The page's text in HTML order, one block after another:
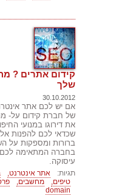
קידום אתרים ?
שלך
30.10.2012
אם יש לכם אתר
של חברת קידום על-
את דירוגו במנועי
שכדאי לכם להפנות
ברורות ומספקות על
בחברה המתאימה לכם
עיסוקה.
תגיות: אתר אינטרנט,
טיפים,
מחשבים,
domain